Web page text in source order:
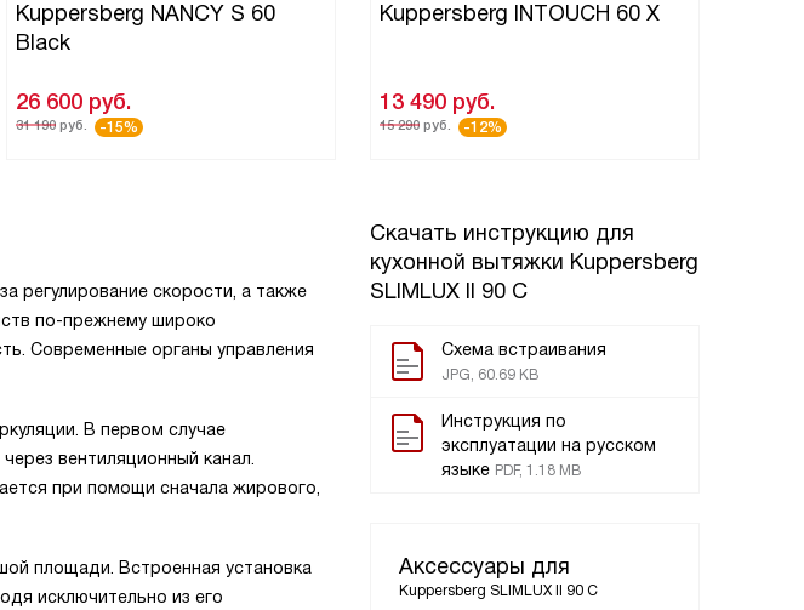
Kuppersberg NANCY S 60
Black
26 600 руб.
31 190 руб. -15%
Kuppersberg INTOUCH 60 X
13 490 руб.
15 290 руб. -12%
Скачать инструкцию для
кухонной вытяжки Kuppersberg
SLIMLUX II 90 C
Схема встраивания
JPG, 60.69 KB
Инструкция по
эксплуатации на русском
языке PDF, 1.18 MB
Аксессуары для
Kuppersberg SLIMLUX II 90 C
регулирование скорости, а также
по-прежнему широко
Современные органы управления
В первом случае
вентиляционный канал.
при помощи сначала жирового,
площади. Встроенная установка
исключительно из его